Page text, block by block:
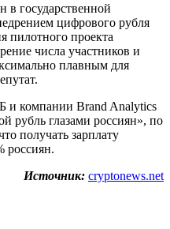
в государственной
цифрового рубля
пилотного проекта
числа участников и
плавным для
и компании Brand Analytics
рубль глазами россиян», по
получать зарплату
россиян.
Источник: cryptonews.net